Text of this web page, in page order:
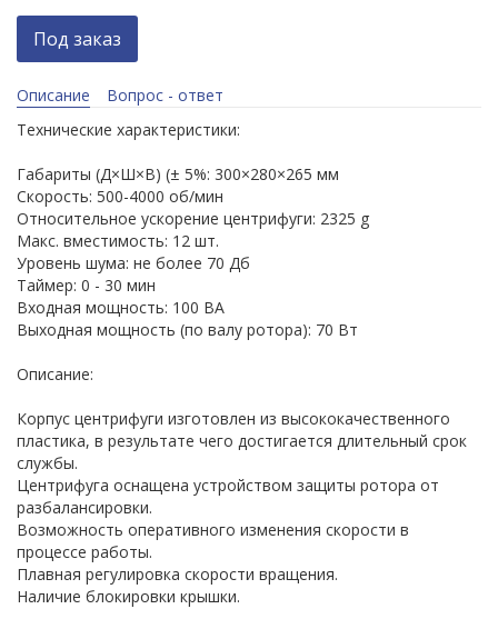
Под заказ
Описание
Вопрос - ответ
Технические характеристики:
Габариты (Д×Ш×В) (± 5%: 300×280×265 мм
Скорость: 500-4000 об/мин
Относительное ускорение центрифуги: 2325 g
Макс. вместимость: 12 шт.
Уровень шума: не более 70 Дб
Таймер: 0 - 30 мин
Входная мощность: 100 ВА
Выходная мощность (по валу ротора): 70 Вт
Описание:
Корпус центрифуги изготовлен из высококачественного
пластика, в результате чего достигается длительный срок
службы.
Центрифуга оснащена устройством защиты ротора от
разбалансировки.
Возможность оперативного изменения скорости в
процессе работы.
Плавная регулировка скорости вращения.
Наличие блокировки крышки.